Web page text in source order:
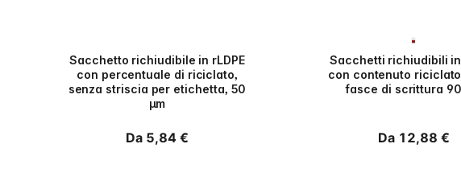
Sacchetto richiudibile in rLDPE
con percentuale di riciclato,
senza striscia per etichetta, 50
µm
Prezzo
Da 5,84 €
Sacchetti richiudibili in
con contenuto
fasce di scrittura
Prezzo
Da 12,88 €